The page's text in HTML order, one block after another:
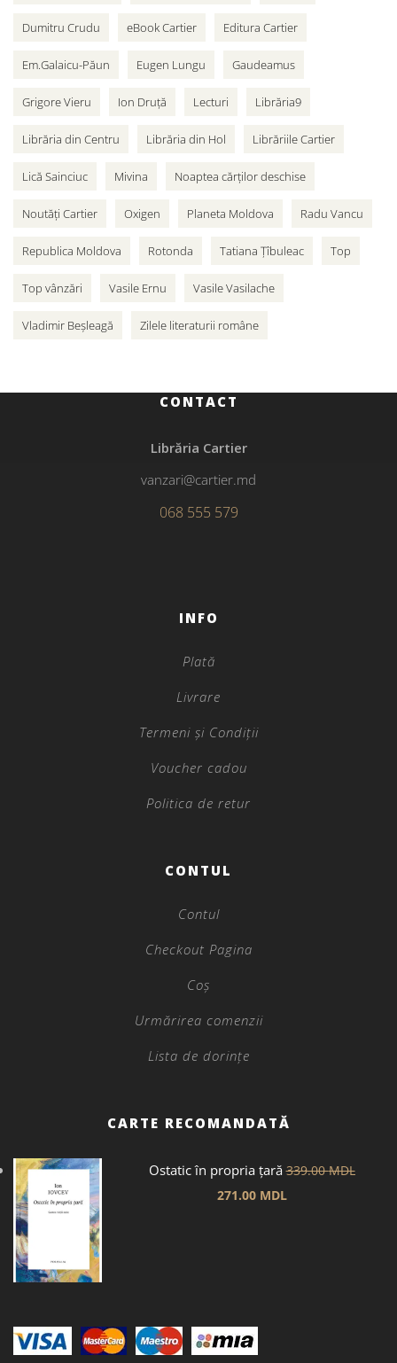
Dumitru Crudu eBook Cartier Editura Cartier
Em.Galaicu-Păun Eugen Lungu Gaudeamus
Grigore Vieru Ion Druță Lecturi Librăria9
Librăria din Centru Librăria din Hol Librăriile Cartier
Lică Sainciuc Mivina Noaptea cărților deschise
Noutăți Cartier Oxigen Planeta Moldova Radu Vancu
Republica Moldova Rotonda Tatiana Țîbuleac Top
Top vânzări Vasile Ernu Vasile Vasilache
Vladimir Beșleagă Zilele literaturii române
CONTACT
Librăria Cartier
vanzari@cartier.md
068 555 579
INFO
Plată
Livrare
Termeni și Condiții
Voucher cadou
Politica de retur
CONTUL
Contul
Checkout Pagina
Coș
Urmărirea comenzii
Lista de dorințe
CARTE RECOMANDATĂ
Ostatic în propria țară 339.00MDL
271.00 MDL